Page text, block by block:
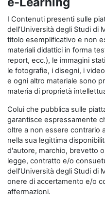
I Contenuti presenti sulle
dell’Università degli Studi di
titolo esemplificativo e non
materiali didattici in forma
report, ecc.), le immagini
le fotografie, i disegni, i
e ogni altro materiale sono
materia di proprietà
Colui che pubblica sulle
garantisce espressamente
oltre a non essere contrario
nella sua legittima
d'autore, marchio, brevetto
legge, contratto e/o
dell’Università degli Studi di
onere di accertamento e/o
affermazioni.